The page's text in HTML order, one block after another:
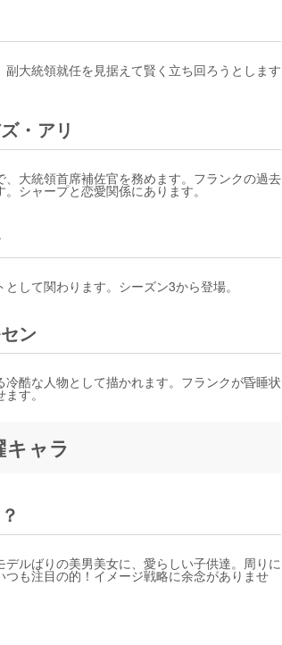
大統領就任を見据えて賢く立ち回ろうとします
・アリ
大統領首席補佐官を務めます。フランクの過去
シャープと恋愛関係にあります。
して関わります。シーズン3から登場。
ン
酷な人物として描かれます。フランクが昏睡状
ます。
ャラ
ルばりの美男美女に、愛らしい子供達。周りに
も注目の的！イメージ戦略に余念がありませ